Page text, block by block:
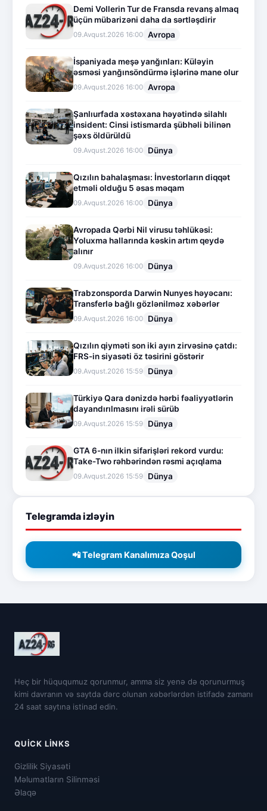
Demi Vollerin Tur de Fransda revanş almaq
üçün mübarizəni daha da sərtləşdirir
09.Avqust.2026 16:00 Avropa
İspaniyada meşə yanğınları: Küləyin
əsməsi yanğınsöndürmə işlərinə mane olur
09.Avqust.2026 16:00 Avropa
Şanlıurfada xəstəxana həyətində silahlı
insident: Cinsi istismarda şübhəli bilinən
şəxs öldürüldü
09.Avqust.2026 16:00 Dünya
Qızılın bahalaşması: İnvestorların diqqət
etməli olduğu 5 əsas məqam
09.Avqust.2026 16:00 Dünya
Avropada Qərbi Nil virusu təhlükəsi:
Yoluxma hallarında kəskin artım qeydə
alınır
09.Avqust.2026 16:00 Dünya
Trabzonsporda Darwin Nunyes həyəcanı:
Transferlə bağlı gözlənilməz xəbərlər
09.Avqust.2026 16:00 Dünya
Qızılın qiyməti son iki ayın zirvəsinə çatdı:
FRS-in siyasəti öz təsirini göstərir
09.Avqust.2026 15:59 Dünya
Türkiyə Qara dənizdə hərbi fəaliyyətlərin
dayandırılmasını irəli sürüb
09.Avqust.2026 15:59 Dünya
GTA 6-nın ilkin sifarişləri rekord vurdu:
Take-Two rəhbərindən rəsmi açıqlama
09.Avqust.2026 15:59 Dünya
Telegramda izləyin
📲 Telegram Kanalımıza Qoşul
Heç bir hüququmuz qorunmur, amma siz yenə də qorunurmuş
kimi davranın və saytda dərc olunan xəbərlərdən istifadə zamanı
24 saat saytına istinad edin.
QUICK LINKS
Gizlilik Siyasəti
Məlumatların Silinməsi
Əlaqə